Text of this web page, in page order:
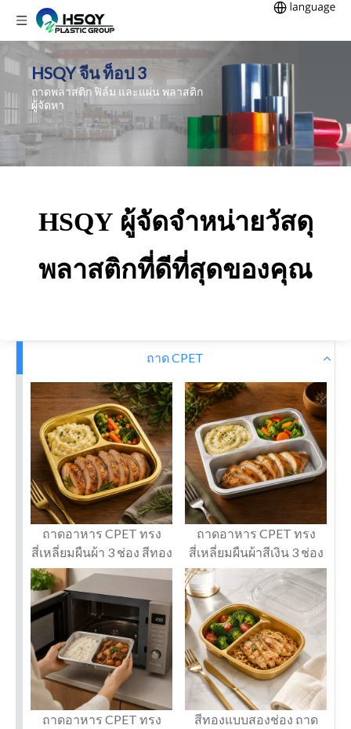
HSQY จีน ท็อป 3
ถาดพลาสติก ฟิล์ม และแผ่น พลาสติก
ผู้จัดหา
HSQY ผู้จัดจำหน่ายวัสดุ
พลาสติกที่ดีที่สุดของคุณ
ถาด CPET
ถาดอาหาร CPET ทรง
สี่เหลี่ยมผืนผ้า 3 ช่อง สีทอง
ถาดอาหาร CPET ทรง
สี่เหลี่ยมผืนผ้าสีเงิน 3 ช่อง
ถาดอาหาร CPET ทรง
สีทองแบบสองช่อง ถาด